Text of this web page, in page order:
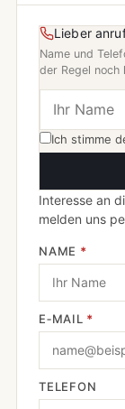
Lieber
Name und
der Regel noch
Ich stimme
Interesse an
melden uns
NAME *
E‑MAIL *
TELEFON